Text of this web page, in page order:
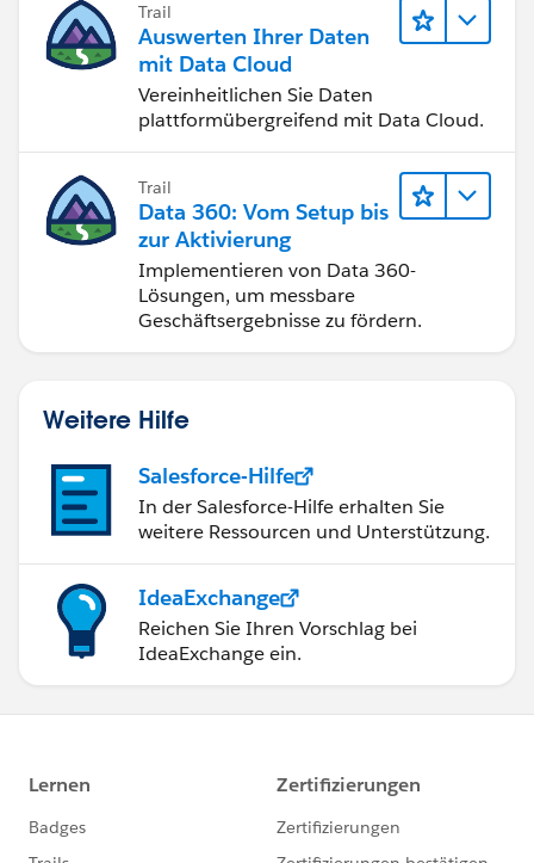
Trail
Auswerten Ihrer Daten
mit Data Cloud
Vereinheitlichen Sie Daten
plattformübergreifend mit Data Cloud.
Trail
Data 360: Vom Setup bis
zur Aktivierung
Implementieren von Data 360-
Lösungen, um messbare
Geschäftsergebnisse zu fördern.
Weitere Hilfe
Salesforce-Hilfe
In der Salesforce-Hilfe erhalten Sie
weitere Ressourcen und Unterstützung.
IdeaExchange
Reichen Sie Ihren Vorschlag bei
IdeaExchange ein.